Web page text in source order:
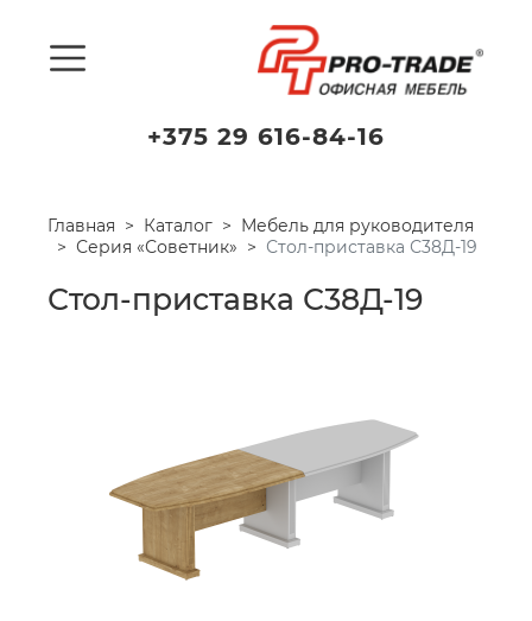
+375 29 616-84-16
Главная Каталог
Мебель для руководителя
Серия «Советник»
Стол-приставка С38Д-19
Стол-приставка С38Д-19